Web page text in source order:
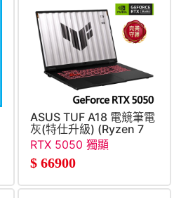
ASUS TUF A18 電競筆電
灰(特仕升級) (Ryzen 7
SSD&#47;GeForce
RTX5050)
RTX 5050 獨顯
$ 66900